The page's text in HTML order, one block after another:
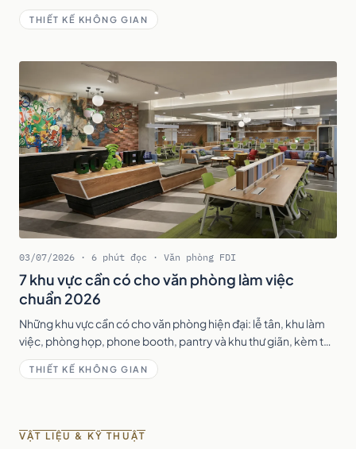
thông gió, nhiệt độ và độ ồn.
THIẾT KẾ KHÔNG GIAN
03/07/2026 · 6 phút đọc · Văn phòng FDI
7 khu vực cần có cho văn phòng làm việc
chuẩn 2026
Những khu vực cần có cho văn phòng hiện đại: lễ tân, khu làm
việc, phòng họp, phone booth, pantry và khu thư giãn, kèm tỷ
lệ diện tích tham khảo.
THIẾT KẾ KHÔNG GIAN
VẬT LIỆU & KỸ THUẬT